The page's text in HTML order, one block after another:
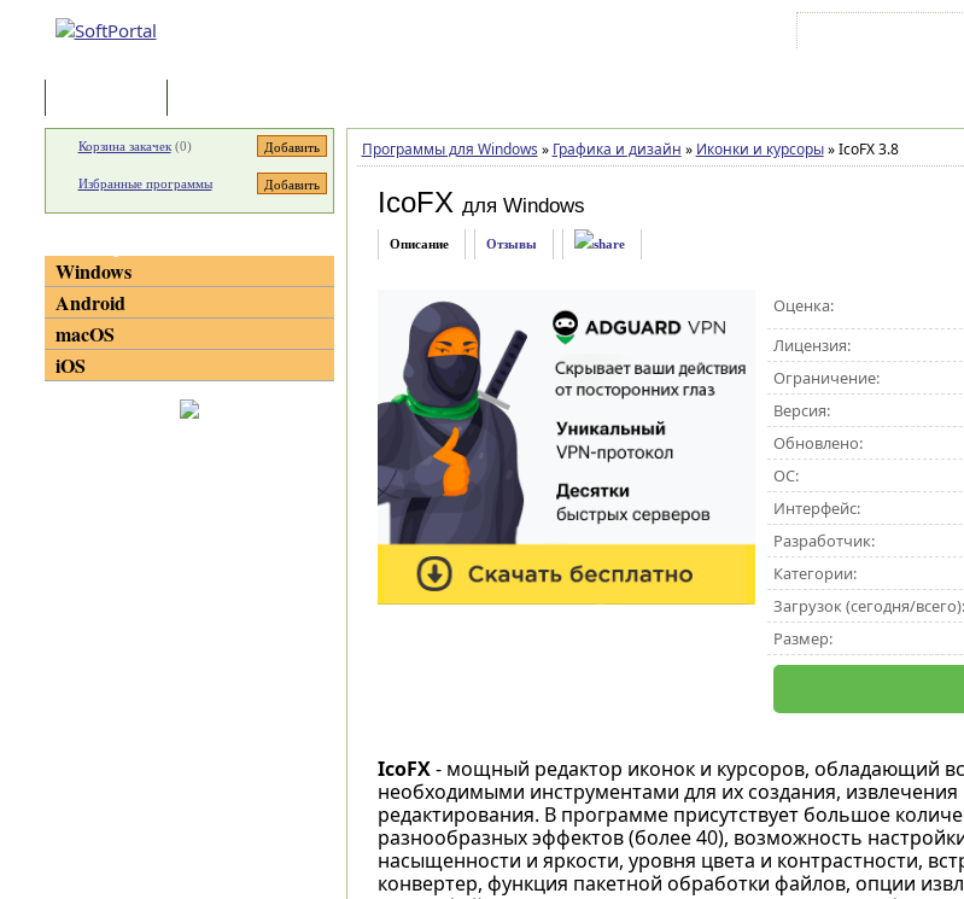
Программы для Windows » Графика и дизайн » Иконки и курсоры »IcoFX 3.8
IcoFX для Windows
Описание Отзывы
Оценка:
Лицензия:
Ограничение:
Версия:
Обновлено:
ОС:
Интерфейс:
Разработчик:
Категории:
Загрузок (сегодня/всего):
Размер:
IcoFX- мощный редактор иконок и курсоров, обладающий
необходимыми инструментами для их создания, извлечения
редактирования. В программе присутствует большое
разнообразных эффектов (более 40), возможность
насыщенности и яркости, уровня цвета и контрастности,
конвертер, функция пакетной обработки файлов, опции
Корзина закачек(0)
Избранные программы
Windows
Android
macOS
iOS